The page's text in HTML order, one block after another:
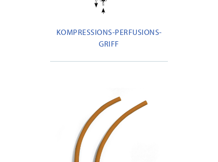
KOMPRESSIONS-PERFUSIONS-
GRIFF